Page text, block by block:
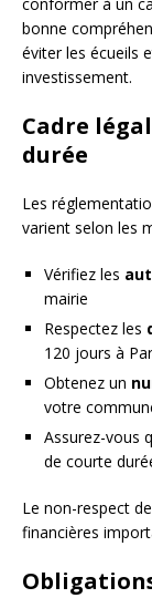
bonne
éviter les écueils
investissement.
Cadre
durée
Les
varient selon les
Vérifiez les
mairie
Respectez les
120 jours à
Obtenez un
votre
Assurez-vous
de courte
Le non-respect
financières